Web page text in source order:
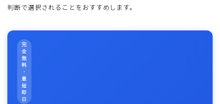
判断で選択されることをおすすめします。
完
全
無
料
・
最
短
即
日